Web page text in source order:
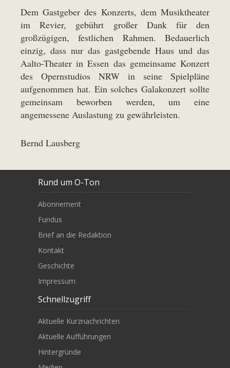
Dem Gastgeber des Konzerts, dem Musiktheater
im Revier, gebührt großer Dank für den
großzügigen, festlichen Rahmen. Bedauerlich
einzig, dass nur das gastgebende Haus und das
Aalto-Theater in Essen das gemeinsame Konzert
des Opernstudios NRW in seine Spielpläne
aufgenommen hat. Ein solches Galakonzert sollte
gemeinsam beworben werden, um eine
angemessene Auslastung zu gewährleisten.
Bernd Lausberg
Rund um O-Ton
Abonnement
Fundus
Brief an die Redaktion
Kontakt
Geschichte
Impressum
Schnellzugriff
Aktuelle Kurznachrichten
Aktuelle Aufführungen
Hintergründe